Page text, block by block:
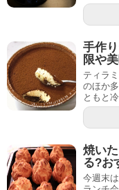
手作
限や
ティラ
のほか
ともと
焼い
る?お
今週末